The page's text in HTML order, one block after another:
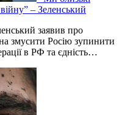
– Зеленський
заявив про
змусити Росію зупинити
в РФ та єдність…